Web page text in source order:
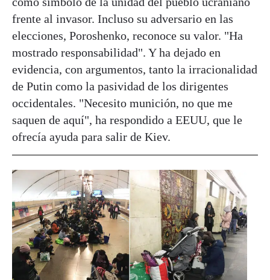
frente al invasor. Incluso su adversario en las
elecciones, Poroshenko, reconoce su valor. "Ha
mostrado responsabilidad". Y ha dejado en
evidencia, con argumentos, tanto la irracionalidad
de Putin como la pasividad de los dirigentes
occidentales. "Necesito munición, no que me
saquen de aquí", ha respondido a EEUU, que le
ofrecía ayuda para salir de Kiev.